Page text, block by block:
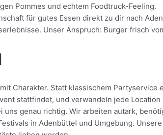
Pommes und echtem Foodtruck-Feeling.
für gutes Essen direkt zu dir nach
Unser Anspruch: Burger frisch
Charakter. Statt klassischem
stattfindet, und verwandeln jede
genau richtig. Wir arbeiten autark,
in Adenbüttel und Umgebung.